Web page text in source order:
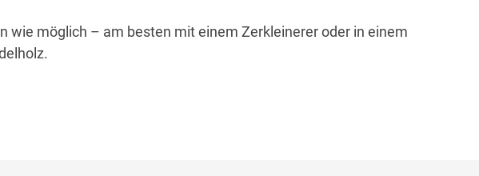
wie möglich – am besten mit einem Zerkleinerer oder in einem